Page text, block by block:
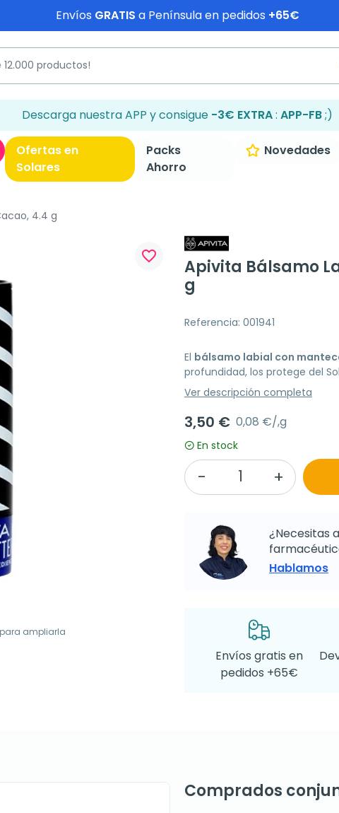
Envíos GRATIS a Península en pedidos +65€
Descarga nuestra APP y consigue -3€ EXTRA: APP-FB;)
Ofertas en
Solares
Packs
Ahorro
Novedades
4.4 g
ampliarla
favorite_border
Apivita Bálsamo
g
Referencia: 001941
El bálsamo labial con
profundidad, los protege del
Ver descripción completa
3,50 € 0,08 €/,g
En stock
¿Necesitas
Hablamos
Envíos gratis en
pedidos +65€
Comprados